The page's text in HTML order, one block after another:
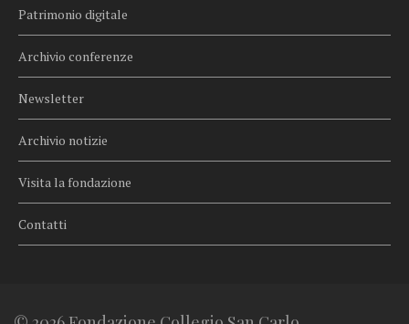
Patrimonio digitale
Archivio conferenze
Newsletter
Archivio notizie
Visita la fondazione
Contatti